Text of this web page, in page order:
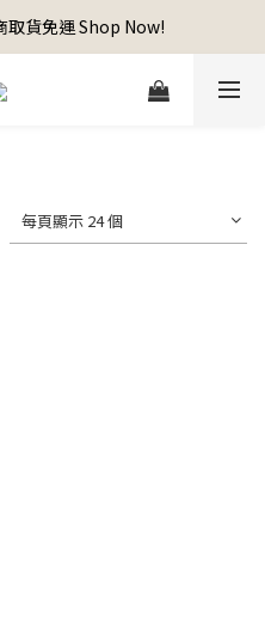
取貨免運 Shop Now!
每頁顯示 24 個